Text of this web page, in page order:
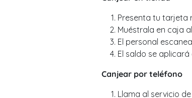
Presenta tu tarjeta
Muéstrala en caja
El personal
El saldo se
Canjear por teléfono
Llama al servicio